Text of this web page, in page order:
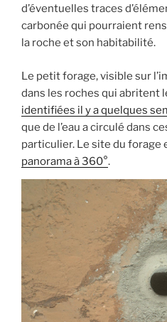
d’éventuelles traces
carbonée qui pourraient
la roche et son habitabilité.
Le petit forage, visible sur
dans les roches qui abritent
identifiées il y a quelques
que de l’eau a circulé dans
particulier. Le site du forage
panorama à 360°.